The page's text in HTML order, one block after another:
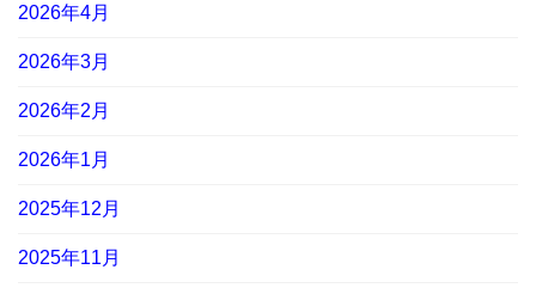
2026年4月
2026年3月
2026年2月
2026年1月
2025年12月
2025年11月